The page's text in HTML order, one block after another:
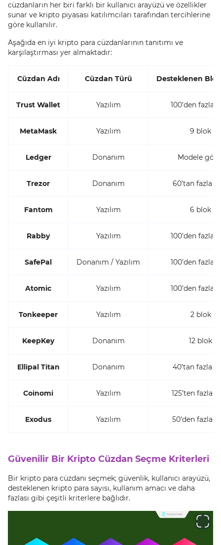
cüzdanların her biri farklı bir kullanıcı arayüzü ve özellikler
sunar ve kripto piyasası katılımcıları tarafından tercihlerine
göre kullanılır.
Aşağıda en iyi kripto para cüzdanlarının tanıtımı ve
karşılaştırması yer almaktadır:
Cüzdan Adı Cüzdan Türü Desteklenen Blok
Trust Wallet Yazılım 100’den fazla
MetaMask Yazılım 9 blok
Ledger Donanım Modele
Trezor Donanım 60’tan fazla
Fantom Yazılım 6 blok
Rabby Yazılım 100’den fazla
SafePal Donanım / Yazılım 100’den fazla
Atomic Yazılım 100’den fazla
Tonkeeper Yazılım 2 blok
KeepKey Donanım 12 blok
Ellipal Titan Donanım 40’tan fazla
Coinomi Yazılım 125’ten fazla
Exodus Yazılım 50’den fazla
Güvenilir Bir Kripto Cüzdan Seçme Kriterleri
Bir kripto para cüzdanı seçmek; güvenlik, kullanıcı arayüzü,
desteklenen kripto para sayısı, kullanım amacı ve daha
fazlası gibi çeşitli kriterlere bağlıdır.